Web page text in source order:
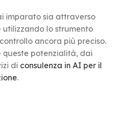
imparato sia attraverso
lo strumento
ancora più preciso.
queste potenzialità, dai
di consulenza in AI per il
.